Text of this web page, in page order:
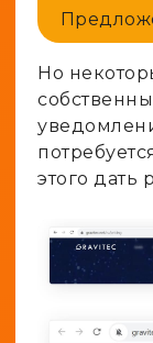
Но
этого дать